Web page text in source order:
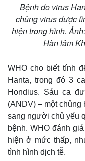
Bệnh do virus
chủng virus được
hiện trong hình.
Hàn lâm
WHO cho biết tính
Hanta, trong đó 3
Hondius. Sáu ca
(ANDV) – một chủng
sang người chủ yếu
bệnh. WHO đánh
hiện ở mức thấp,
tình hình dịch tễ.